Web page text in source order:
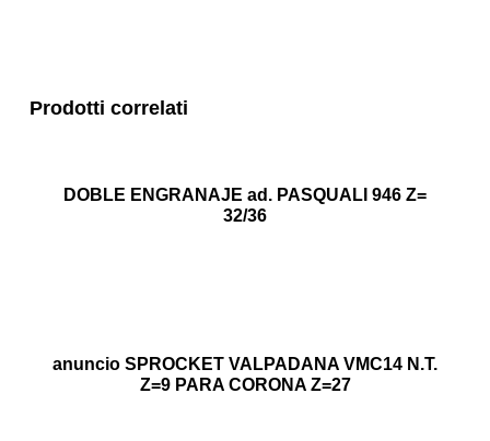
Prodotti correlati
DOBLE ENGRANAJE ad. PASQUALI 946 Z=
32/36
anuncio SPROCKET VALPADANA VMC14 N.T.
Z=9 PARA CORONA Z=27